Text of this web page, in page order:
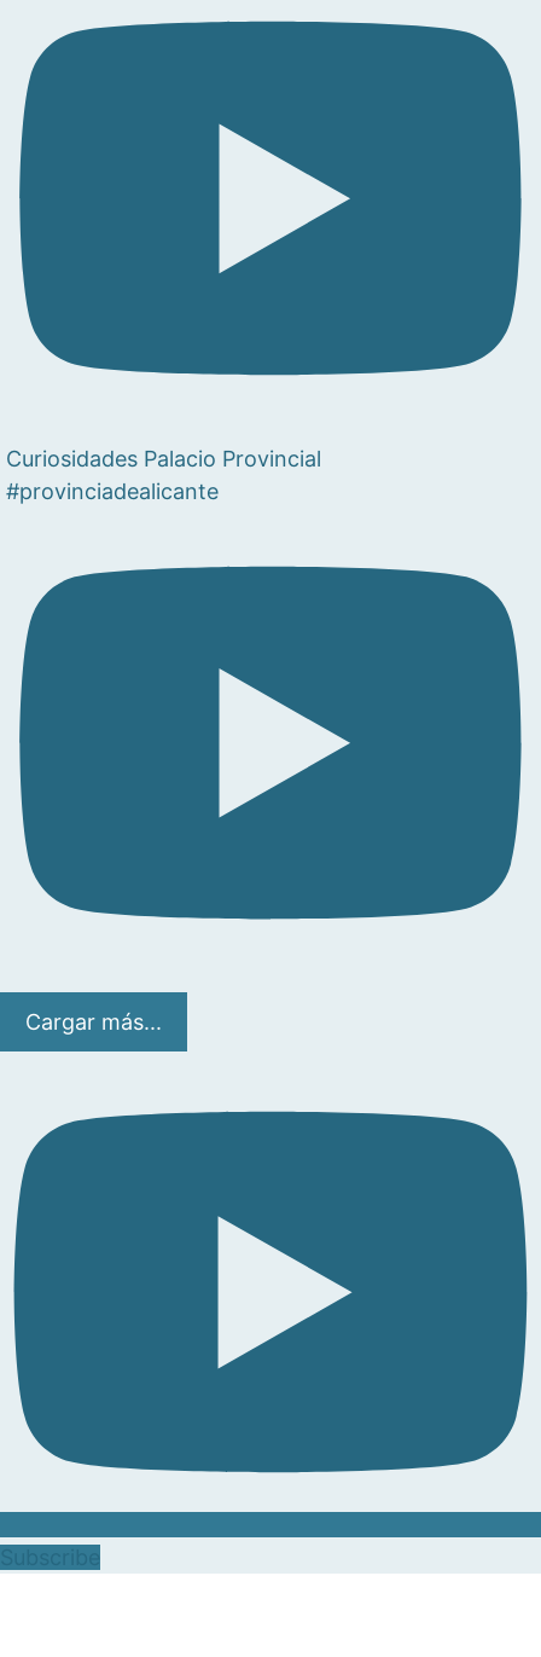
Curiosidades Palacio Provincial
#provinciadealicante
Cargar más...